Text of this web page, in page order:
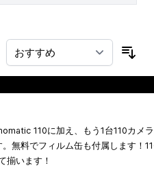
110に加え、もう1台110カメ
無料でフィルム缶も付属します！
揃います！